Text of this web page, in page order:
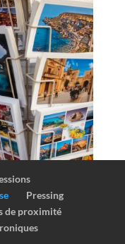
Pressing
de proximité